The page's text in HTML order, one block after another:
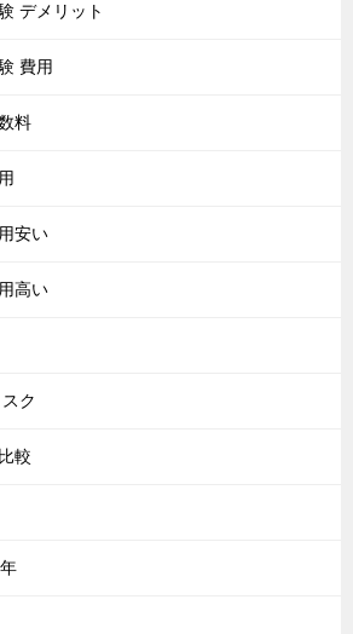
デメリット
費用
料
安い
高い
ク
較